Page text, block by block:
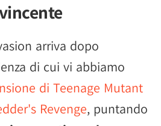
arriva dopo
di cui vi abbiamo
di Teenage Mutant
Revenge, puntando